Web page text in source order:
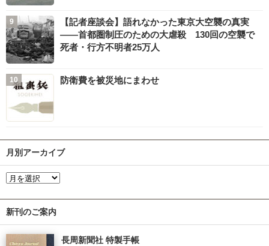
【記者座談会】語れなかった東京大空襲の真実
――首都圏制圧のための大虐殺 130回の空襲で
死者・行方不明者25万人
防衛費を被災地にまわせ
月別アーカイブ
新刊のご案内
長周新聞社 特製手帳